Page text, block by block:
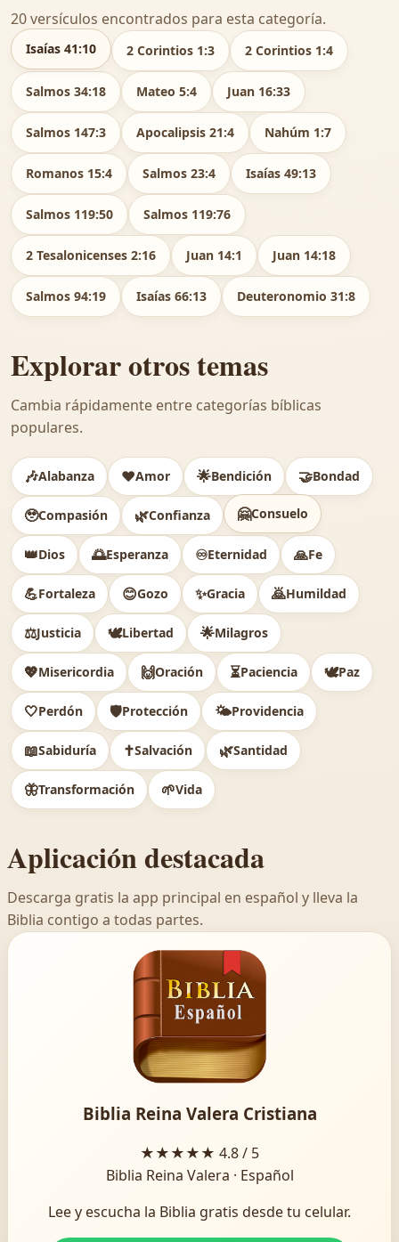
20 versículos encontrados para esta categoría.
Isaías 41:10 2 Corintios 1:3 2 Corintios 1:4
Salmos 34:18 Mateo 5:4 Juan 16:33
Salmos 147:3 Apocalipsis 21:4 Nahúm 1:7
Romanos 15:4 Salmos 23:4 Isaías 49:13
Salmos 119:50 Salmos 119:76
2 Tesalonicenses 2:16 Juan 14:1 Juan 14:18
Salmos 94:19 Isaías 66:13 Deuteronomio 31:8
Explorar otros temas
Cambia rápidamente entre categorías bíblicas
populares.
🎶Alabanza ❤️Amor 🌟Bendición 🤝Bondad
🥹Compasión 🌿Confianza 🤗Consuelo
👑Dios 🌅Esperanza ♾️Eternidad 🙏Fe
💪Fortaleza 😊Gozo ✨Gracia 🙇Humildad
⚖️Justicia 🕊Libertad 🌟Milagros
💖Misericordia 🙌Oración ⏳Paciencia 🕊️Paz
🤍Perdón 🛡️Protección 🌤️Providencia
📖Sabiduría ✝️Salvación 🌿Santidad
🦋Transformación 🌱Vida
Aplicación destacada
Descarga gratis la app principal en español y lleva la
Biblia contigo a todas partes.
Biblia Reina Valera Cristiana
★★★★★ 4.8 / 5
Biblia Reina Valera · Español
Lee y escucha la Biblia gratis desde tu celular.